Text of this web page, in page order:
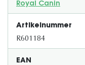
Royal Canin
Artikelnummer
R601184
EAN